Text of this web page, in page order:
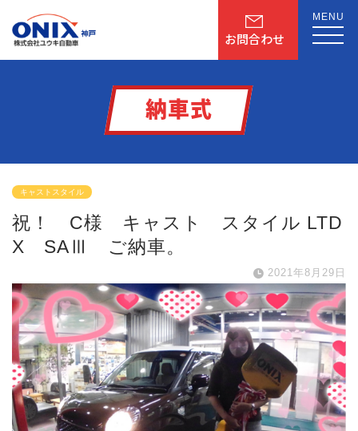
お問合わせ
MENU
納車式
キャストスタイル
祝！ C様 キャスト スタイル LTD
X SAⅢ ご納車。
2021年8月29日